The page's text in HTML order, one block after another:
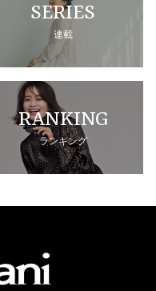
SERIES
連載
RANKING
ランキング